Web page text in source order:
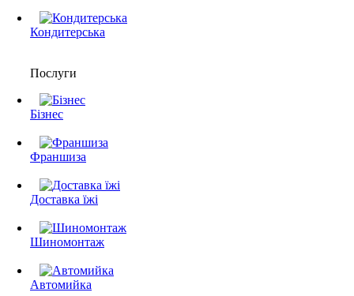
Кондитерська
Послуги
Бізнес
Франшиза
Доставка їжі
Шиномонтаж
Автомийка